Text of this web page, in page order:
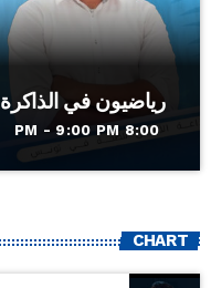
رياضيون في الذاكرة
8:00 PM - 9:00 PM
CHART